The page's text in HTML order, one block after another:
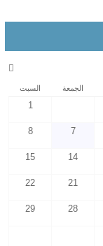
الجمعة السبت
1
7
8
14
15
21
22
28
29